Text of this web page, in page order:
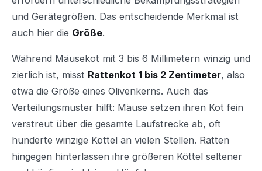
und Gerätegrößen. Das entscheidende Merkmal ist
auch hier die Größe.
Während Mäusekot mit 3 bis 6 Millimetern winzig und
zierlich ist, misst Rattenkot 1 bis 2 Zentimeter, also
etwa die Größe eines Olivenkerns. Auch das
Verteilungsmuster hilft: Mäuse setzen ihren Kot fein
verstreut über die gesamte Laufstrecke ab, oft
hunderte winzige Köttel an vielen Stellen. Ratten
hingegen hinterlassen ihre größeren Köttel seltener